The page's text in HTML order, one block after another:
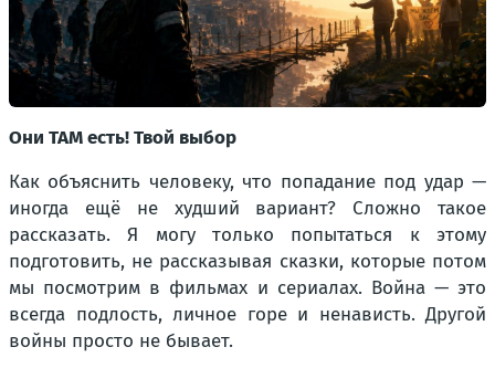
Они ТАМ есть! Твой выбор
Как объяснить человеку, что попадание под удар —
иногда ещё не худший вариант? Сложно такое
рассказать. Я могу только попытаться к этому
подготовить, не рассказывая сказки, которые потом
мы посмотрим в фильмах и сериалах. Война — это
всегда подлость, личное горе и ненависть. Другой
войны просто не бывает.